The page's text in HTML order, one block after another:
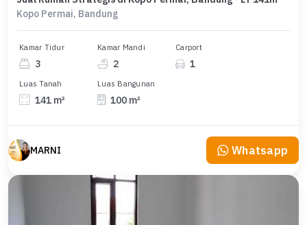
Kopo Permai, Bandung
Kamar Tidur
3
Kamar Mandi
2
Carport
1
Luas Tanah
141 m²
Luas Bangunan
100 m²
MARNI Whatsapp